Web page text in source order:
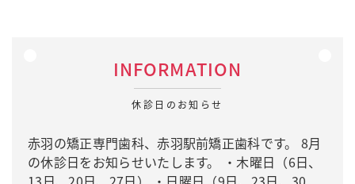
INFORMATION
休診日のお知らせ
赤羽の矯正専門歯科、赤羽駅前矯正歯科です。 8月
の休診日をお知らせいたします。 ・木曜日（6日、